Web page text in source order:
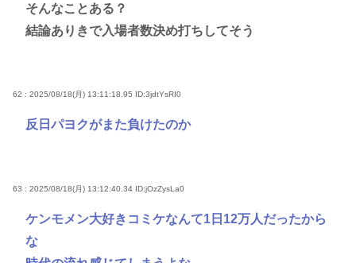
そんなことある？
結論ありきで入場者数決め打ちしてそう
62 : 2025/08/18(月) 13:11:18.95 ID:3jdtYsRI0
反日パヨクがまた負けたのか
63 : 2025/08/18(月) 13:12:40.34 ID:jOzZysLa0
ケンモメン大好きコミケなんて1日12万人だったから
な